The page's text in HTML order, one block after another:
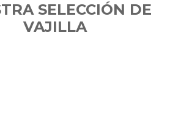
SELECCIÓN DE
VAJILLA